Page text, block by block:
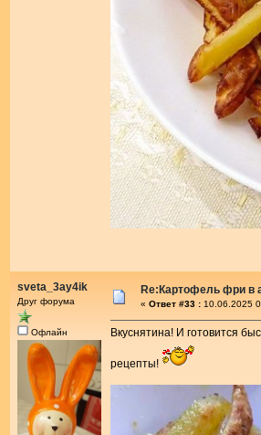
sveta_3ay4ik
Друг форума
Офлайн
Re:Картофель фри в
« Ответ #33 : 10.06.2025
Вкуснятина! И готовится
рецепты!